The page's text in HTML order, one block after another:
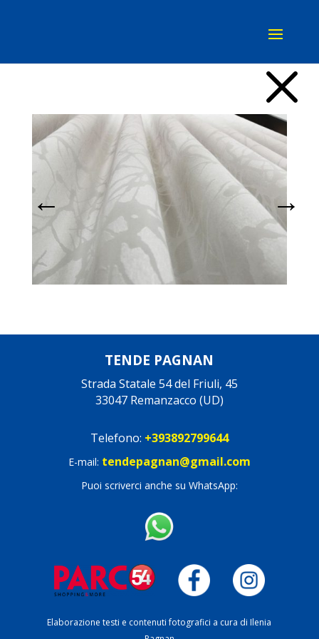
M
← →
TENDE PAGNAN
Strada Statale 54 del Friuli, 45
33047 Remanzacco (UD)
Telefono: +393892799644
E-mail: tendepagnan@gmail.com
Puoi scriverci anche su WhatsApp:
Elaborazione testi e contenuti fotografici a cura di Ilenia